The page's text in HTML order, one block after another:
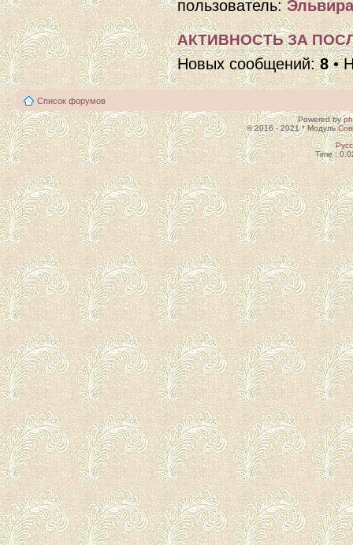
пользователь:
АКТИВНОСТЬ ЗА
Новых сообщений:8•
Список форумов
Powered by
© 2016 - 2021 * Модуль
Time :